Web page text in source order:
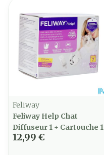
Feliway
Feliway Help Chat
Diffuseur 1 + Cartouche 1
12,99 €